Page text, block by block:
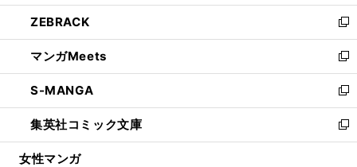
開
く
ウ
で
開
く
ン
ド
ウ
で
開
く
ウ
ィ
ン
ド
ウ
で
開
く
し
い
ウ
ィ
ン
ド
ウ
で
開
ZEBRACK
新
し
い
ウ
ィ
ン
ド
ウ
マンガMeets
新
し
い
ウ
ィ
ン
S-MANGA
新
し
い
ウ
集英社コミック文庫
新
し
女性マンガ